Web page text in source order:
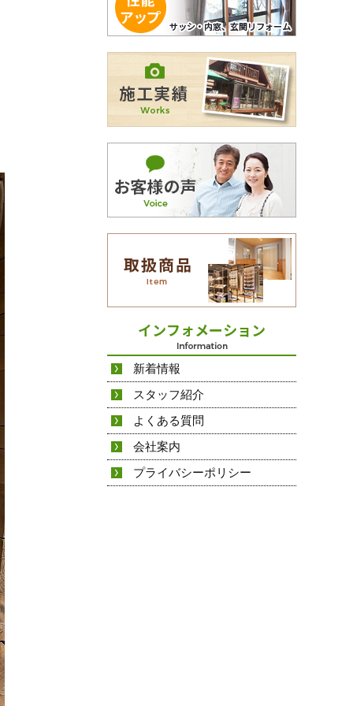
新着情報
スタッフ紹介
よくある質問
会社案内
プライバシーポリシー